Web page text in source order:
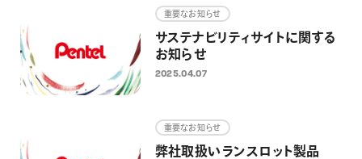
重要なお知らせ
サステナビリティサイトに関する
お知らせ
2025.04.07
重要なお知らせ
弊社取扱いランスロット製品